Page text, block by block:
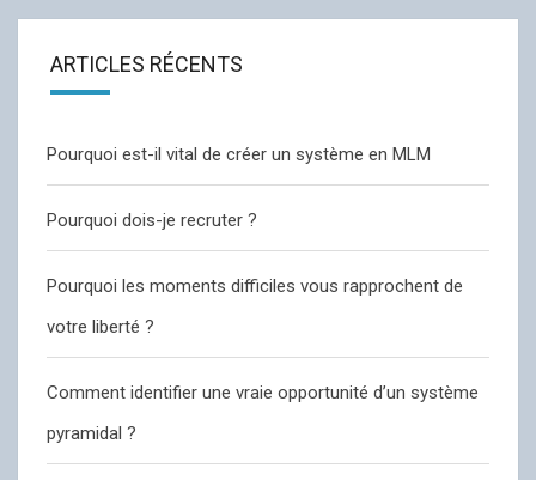
ARTICLES RÉCENTS
Pourquoi est-il vital de créer un système en MLM
Pourquoi dois-je recruter ?
Pourquoi les moments difficiles vous rapprochent de
votre liberté ?
Comment identifier une vraie opportunité d’un système
pyramidal ?